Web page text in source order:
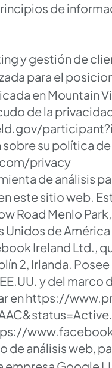
de
y gestión de
para el
en Mountain
de la
su política
privacy
de análisis
este sitio web.
Road Menlo
Unidos de
Ireland Ltd.,
2, Irlanda.
y del
enhttps://
de análisis web,